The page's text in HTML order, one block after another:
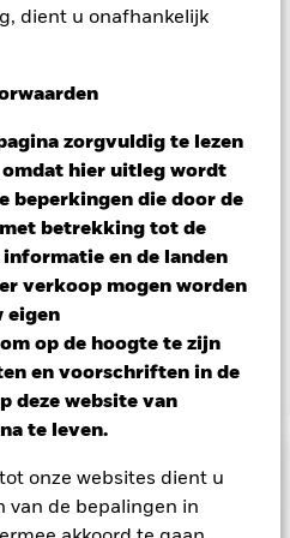
dient u onafhankelijk
zorgvuldig te lezen
hier uitleg wordt
beperkingen die door de
betrekking tot de
en de landen
verkoop mogen worden
eigen
op de hoogte te zijn
en voorschriften in de
deze website van
te leven.
onze websites dient u
van de bepalingen in
met valutahedging worden
in de naam van de
op aanvraag
effecten uitleent om zijn kosten
62,5% van de hiermee
de resterende 37,5% ten
Aangezien de
effectenleningen de
niet verhoogt, is deze niet in